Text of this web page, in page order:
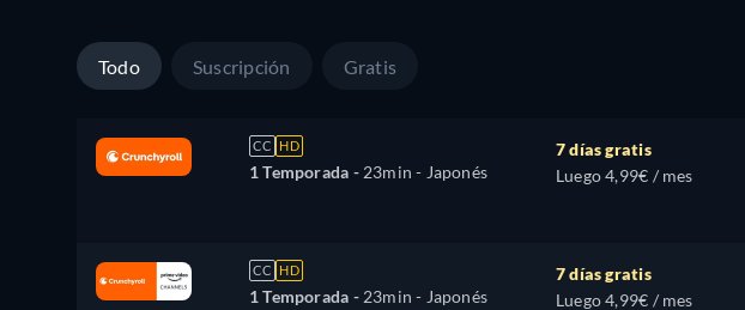
Todo Suscripción Gratis
CC HD
1 Temporada - 23min - Japonés
7 días gratis
Luego 4,99€ / mes
CC HD
1 Temporada - 23min - Japonés
7 días gratis
Luego 4,99€ / mes